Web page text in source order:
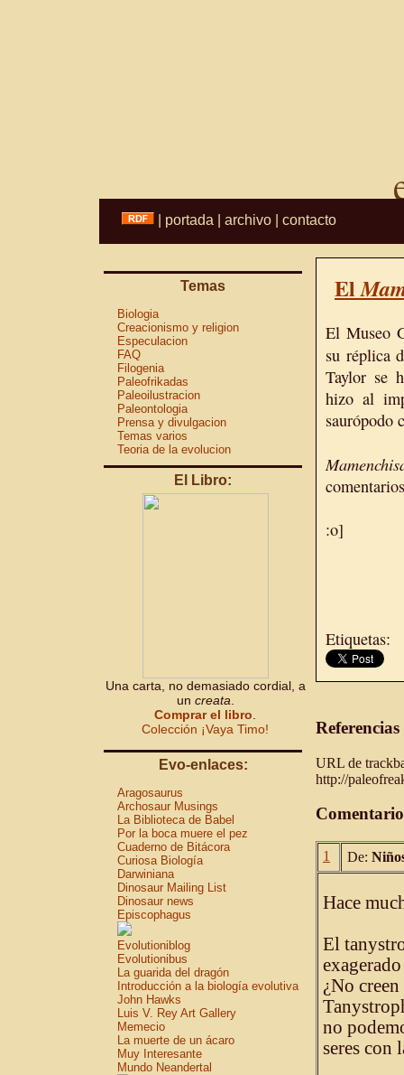
portada archivo contacto
Temas
Biologia
Creacionismo y religion
Especulacion
FAQ
Filogenia
Paleofrikadas
Paleoilustracion
Paleontologia
Prensa y divulgacion
Temas varios
Teoria de la evolucion
El Libro:
Una carta, no demasiado cordial, a
un creata
Comprar el libro
Colección ¡Vaya Timo!
Evo-enlaces:
Aragosaurus
Archosaur Musings
La Biblioteca de Babel
Por la boca muere el pez
Cuaderno de Bitácora
Curiosa Biología
Darwiniana
Dinosaur Mailing List
Dinosaur news
Episcophagus
Evolutioniblog
Evolutionibus
La guarida del dragón
Introducción a la biología evolutiva
John Hawks
Luis V. Rey Art Gallery
Memecio
La muerte de un ácaro
Muy Interesante
Mundo Neandertal
El
El Museo
su réplica
Taylor se
hizo al
saurópodo
:o]
Etiquetas:
URL de
http://
1 De:
Hace
El
¿No
no
seres con